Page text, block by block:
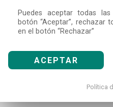
Puedes aceptar todas
botón “Aceptar”, rechazar
en el botón “Rechazar”
ACEPTAR
Política